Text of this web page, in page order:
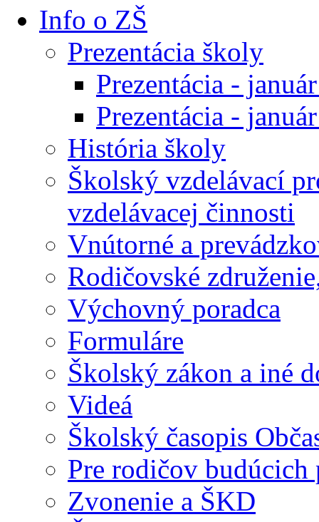
Info o ZŠ
Prezentácia školy
Prezentácia -
Prezentácia -
História školy
Školský vzdelávací
vzdelávacej činnosti
Vnútorné a
Rodičovské
Výchovný poradca
Formuláre
Školský zákon a iné
Videá
Školský časopis
Pre rodičov budúcich
Zvonenie a ŠKD